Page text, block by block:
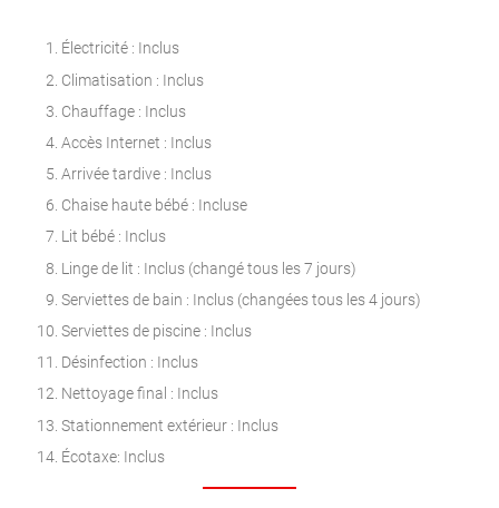
Électricité : Inclus
Climatisation : Inclus
Chauffage : Inclus
Accès Internet : Inclus
Arrivée tardive : Inclus
Chaise haute bébé : Incluse
Lit bébé : Inclus
Linge de lit : Inclus (changé tous les 7 jours)
Serviettes de bain : Inclus (changées tous les 4 jours)
Serviettes de piscine : Inclus
Désinfection : Inclus
Nettoyage final : Inclus
Stationnement extérieur : Inclus
Écotaxe: Inclus